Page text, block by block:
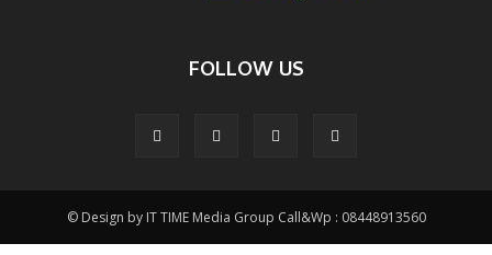
FOLLOW US
© Design by IT TIME Media Group Call&Wp : 08448913560